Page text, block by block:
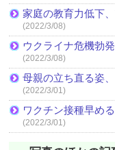
家庭の教育力低下
(2022/3/08)
ウクライナ危機勃
(2022/3/08)
母親の立ち直る姿
(2022/3/01)
ワクチン接種早め
(2022/3/01)